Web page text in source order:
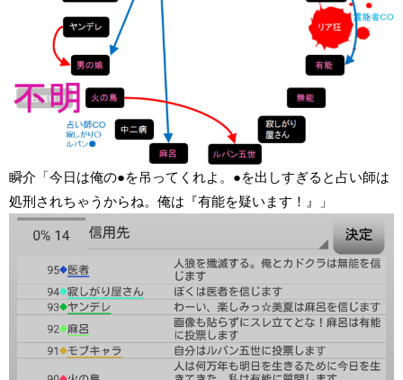
瞬介「今日は俺の●を吊ってくれよ。●を出しすぎると占い師は
処刑されちゃうからね。俺は『有能を疑います！』」